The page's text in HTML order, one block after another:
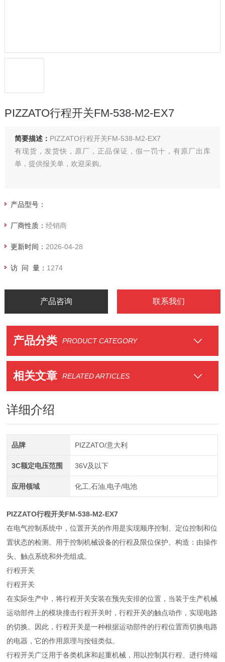
PIZZATO行程开关FM-538-M2-EX7
简要描述： PIZZATO行程开关FM-538-M2-EX7
有现货，发货快，原厂，正品保证，假一罚十，有原厂出库
单，提供报关单，欢迎采购。
产品型号：
厂商性质： 经销商
更新时间： 2026-04-28
访 问 量： 1274
产品咨询 联系我们
产品分类 PRODUCT CATEGORY
相关文章 RELATED ARTICLES
详细介绍
品牌 PIZZATO/意大利
3C额定电压范围 36V及以下
应用领域 化工,石油,电子/电池
PIZZATO行程开关FM-538-M2-EX7
在电气控制系统中，位置开关的作用是实现顺序控制、定位控制和位
置状态的检测。用于控制机械设备的行程及限位保护。构造：由操作
头、触点系统和外壳组成。
行程开关
行程开关
在实际生产中，将行程开关安装在预先安排的位置，当装于生产机械
运动部件上的模块撞击行程开关时，行程开关的触点动作，实现电路
的切换。因此，行程开关是一种根据运动部件的行程位置而切换电路
的电器，它的作用原理与按钮类似。
行程开关广泛用于各类机床和起重机械，用以控制其行程、进行终端